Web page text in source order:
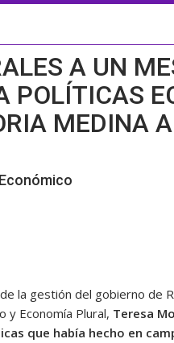
A UN
POLÍTICAS
MEDINA
la gestión del gobierno de
y Economía Plural, Teresa
que había hecho en